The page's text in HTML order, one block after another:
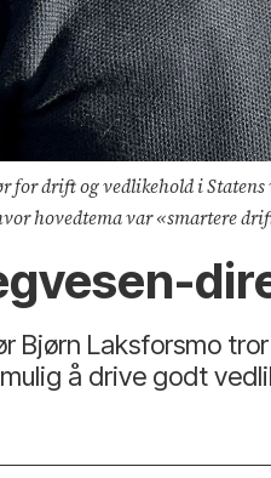
for drift og vedlikehold i
hovedtema var «smartere
Bjørn Laksforsmo
å drive godt